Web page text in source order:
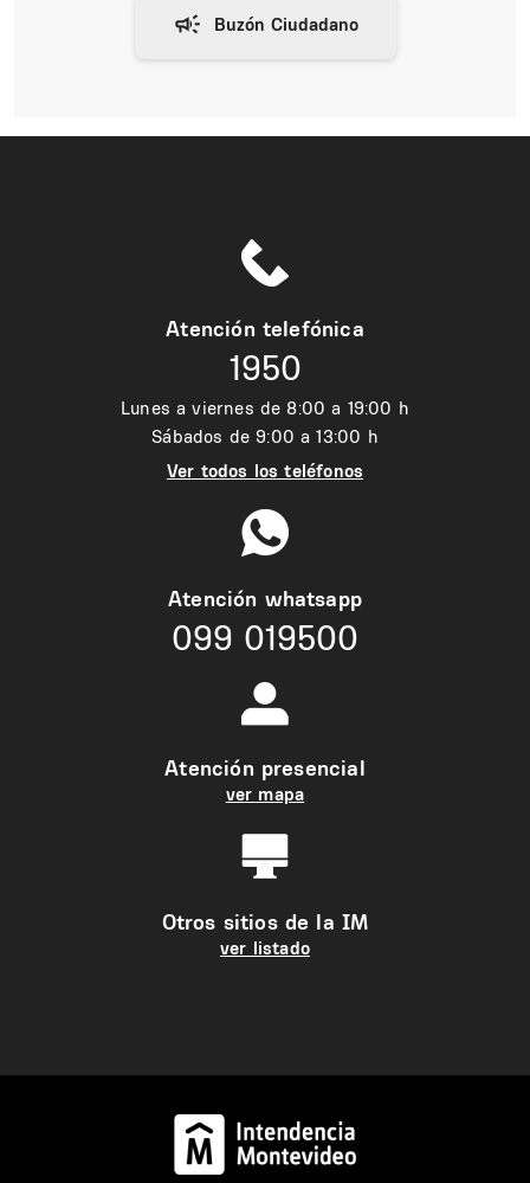
Atención telefónica
1950
Lunes a viernes de 8:00 a 19:00 h
Sábados de 9:00 a 13:00 h
Ver todos los teléfonos
Atención whatsapp
099 019500
Atención presencial
ver mapa
Otros sitios de la IM
ver listado